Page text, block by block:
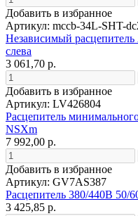
Добавить в избранное
Артикул: mccb-34L-SHT-
Независимый
слева
3 061,70 р.
Добавить в избранное
Артикул: LV426804
Расцепитель
NSXm
7 992,00 р.
Добавить в избранное
Артикул: GV7AS387
Расцепитель 380/440В 50/
3 425,85 р.